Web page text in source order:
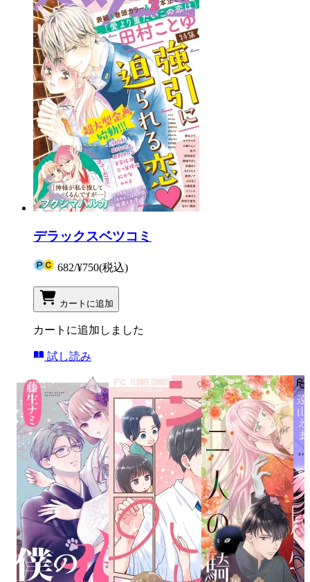
デラックスベツコミ
682/¥750(税込)
カートに追加
カートに追加しました
試し読み